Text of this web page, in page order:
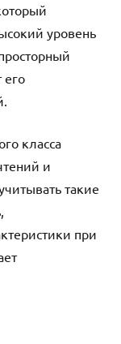
уровень
его
класса
и
такие
при